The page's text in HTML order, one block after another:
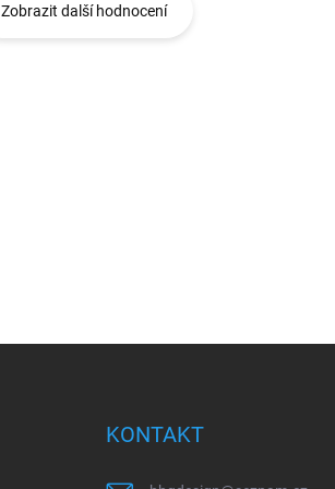
Zobrazit další hodnocení
KONTAKT